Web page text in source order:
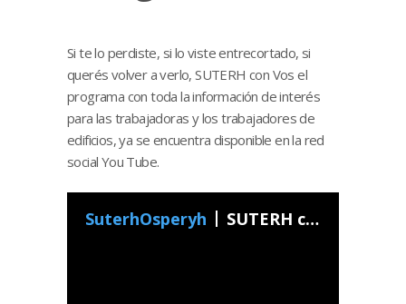
Si te lo perdiste, si lo viste entrecortado, si
querés volver a verlo, SUTERH con Vos el
programa con toda la información de interés
para las trabajadoras y los trabajadores de
edificios, ya se encuentra disponible en la red
social You Tube.
SuterhOsperyh SUTERH con Vos - Programa 32 2022